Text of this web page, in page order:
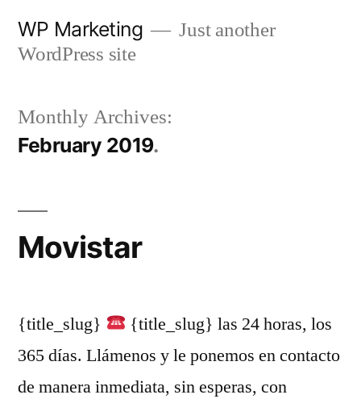
WP Marketing
Just another
WordPress site
Monthly Archives:
February 2019
Movistar
{title_slug}
{title_slug} las 24 horas, los
365 días. Llámenos y le ponemos en contacto
de manera inmediata, sin esperas, con